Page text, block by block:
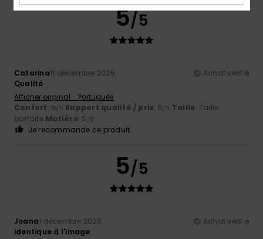
5/5
Catarina11 décembre 2025
Achat vérifié
Qualité
Afficher original - Português
Confort: 5/5 Rapport qualité / prix: 5/5 Taille: Taille
parfaite Matière: 5 /5
Je recommande ce produit
5/5
Joana1 décembre 2025
Achat vérifié
identique à l'image